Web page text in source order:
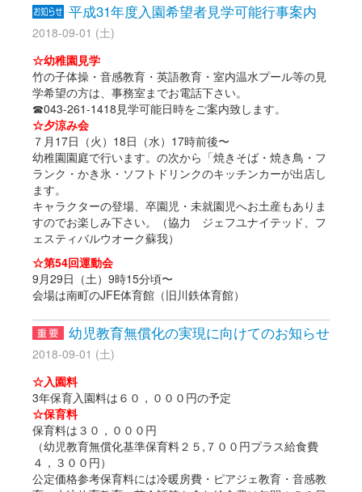
平成31年度入園希望者見学可能行事案内
2018-09-01 (土)
☆幼稚園見学
竹の子体操・音感教育・英語教育・室内温水プール等の見
学希望の方は、事務室までお電話下さい。
☎043-261-1418見学可能日時をご案内致します。
☆夕涼み会
７月17日（火）18日（水）17時前後〜
幼稚園園庭で行います。の次から「焼きそば・焼き鳥・フ
ランク・かき氷・ソフトドリンクのキッチンカーが出店し
ます。
キャラクターの登場、卒園児・未就園児へお土産もありま
すのでお楽しみ下さい。（協力 ジェフユナイテッド、フ
ェスティバルウオーク蘇我）
☆第54回運動会
9月29日（土）9時15分頃〜
会場は南町のJFE体育館（旧川鉄体育館）
幼児教育無償化の実現に向けてのお知らせ
2018-09-01 (土)
☆入園料
3年保育入園料は６０，０００円の予定
☆保育料
保育料は３０，０００円
（幼児教育無償化基準保育料２５,７００円プラス給食費
４，３００円）
公定価格参考保育料には冷暖房費・ピアジェ教育・音感教